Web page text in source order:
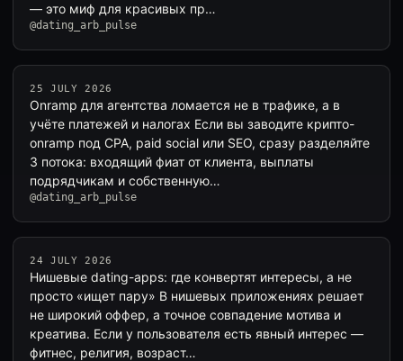
— это миф для красивых пр…
@dating_arb_pulse
25 JULY 2026
Onramp для агентства ломается не в трафике, а в
учёте платежей и налогах Если вы заводите крипто-
onramp под CPA, paid social или SEO, сразу разделяйте
3 потока: входящий фиат от клиента, выплаты
подрядчикам и собственную…
@dating_arb_pulse
24 JULY 2026
Нишевые dating-apps: где конвертят интересы, а не
просто «ищет пару» В нишевых приложениях решает
не широкий оффер, а точное совпадение мотива и
креатива. Если у пользователя есть явный интерес —
фитнес, религия, возраст…